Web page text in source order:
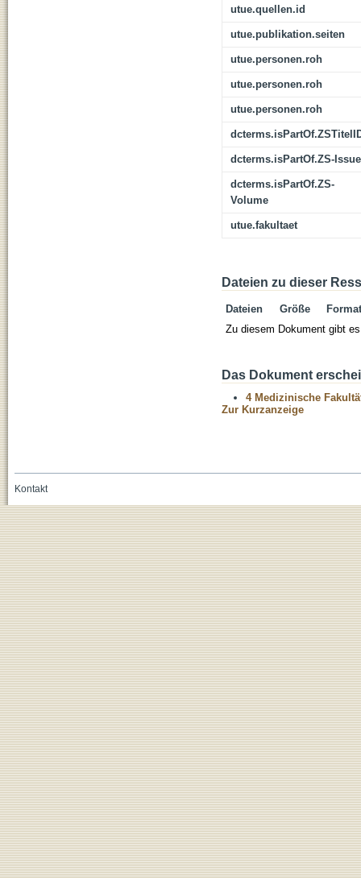
utue.quellen.id
utue.publikation.seiten
utue.personen.roh
utue.personen.roh
utue.personen.roh
dcterms.isPartOf.ZS-Issue
dcterms.isPartOf.ZS-
Volume
utue.fakultaet
Dateien zu dieser
Dateien Größe
Format
Zu diesem Dokument gibt
Das Dokument
4 Medizinische
Zur Kurzanzeige
Kontakt